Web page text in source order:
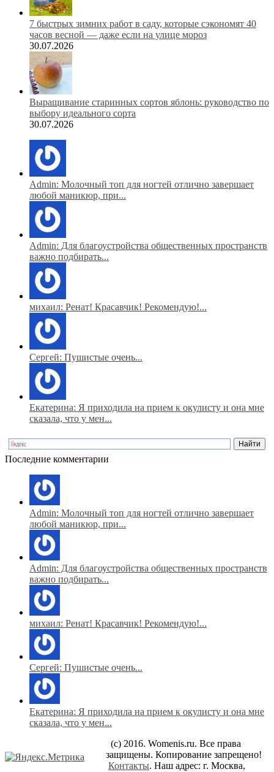
7 быстрых зимних работ в саду, которые сэкономят 40
часов весной — даже если на улице мороз
30.07.2026
Выращивание старинных сортов яблонь: руководство по
выбору идеального сорта
30.07.2026
Admin: Молочный топ для ногтей отлично завершает
любой маникюр, при...
Admin: Для благоустройства общественных пространств
важно подбирать...
михаил: Ренат! Красавчик! Рекомендую!...
Сергей: Пушистые очень...
Екатерина: Я приходила на прием к окулисту и она мне
сказала, что у мен...
Последние комментарии
Admin: Молочный топ для ногтей отлично завершает
любой маникюр, при...
Admin: Для благоустройства общественных пространств
важно подбирать...
михаил: Ренат! Красавчик! Рекомендую!...
Сергей: Пушистые очень...
Екатерина: Я приходила на прием к окулисту и она мне
сказала, что у мен...
(c) 2016. Womenis.ru. Все права
защищены. Копирование запрещено!
Контакты. Наш адрес: г. Москва,